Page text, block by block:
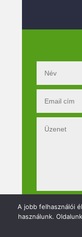
A jobb felhasználói
használunk.